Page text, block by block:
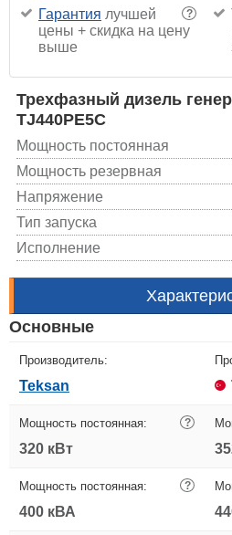
?
Гарантия лучшей
цены + скидка на цену
выше
Трехфазный дизель
TJ440PE5C
Мощность постоянная
Мощность резервная
Напряжение
Тип запуска
Исполнение
Основные
Производитель:
Teksan
Мощность постоянная: ?
320 кВт
Мощность постоянная: ?
400 кВА